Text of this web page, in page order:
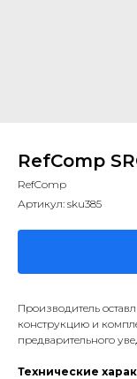
RefComp
RefComp
Артикул: sku385
Производитель
конструкцию и
предварительного
Технические